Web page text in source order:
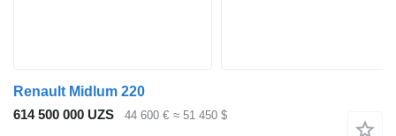
Renault Midlum 220
614 500 000 UZS
44 600 € ≈ 51 450 $